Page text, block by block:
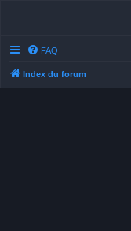
FAQ
Index du forum